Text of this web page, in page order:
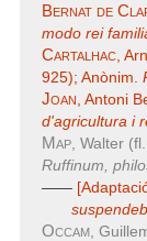
Bernat de
modo rei
Cartalhac,
925); Anònim.
Joan, Antoni
d'agricultura i
Map, Walter
Ruffinum,
——
Occam,